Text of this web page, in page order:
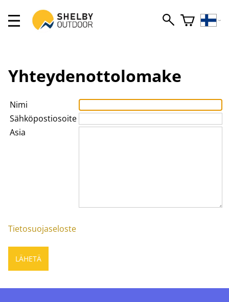
Yhteydenottolomake
Nimi
Sähköpostiosoite
Asia
Tietosuojaseloste